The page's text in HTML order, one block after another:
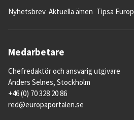
Nyhetsbrev Aktuella ämen Tipsa
Medarbetare
Chefredaktör och ansvarig utgivare
Anders Selnes, Stockholm
+46 (0) 70 328 20 86
red@europaportalen.se